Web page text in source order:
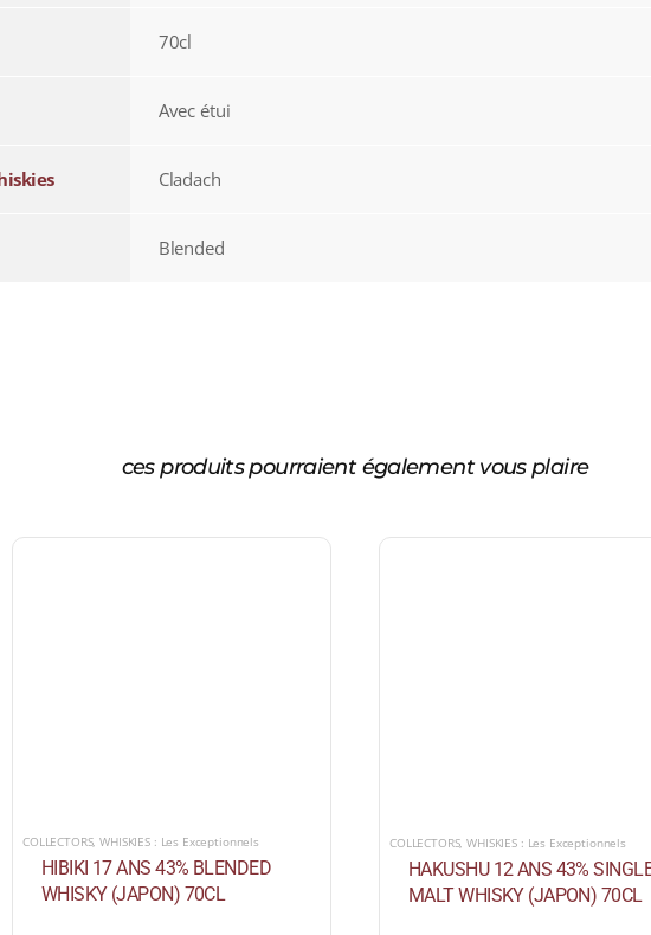
70cl
Avec étui
Cladach
Blended
ces produits pourraient également vous plaire
COLLECTORS,WHISKIES : Les Exceptionnels
HIBIKI 17 ANS 43% BLENDED
WHISKY (JAPON) 70CL
COLLECTORS,WHISKIES : Les Exceptionnels
HAKUSHU 12 ANS 43%
MALT WHISKY (JAPON) 70CL